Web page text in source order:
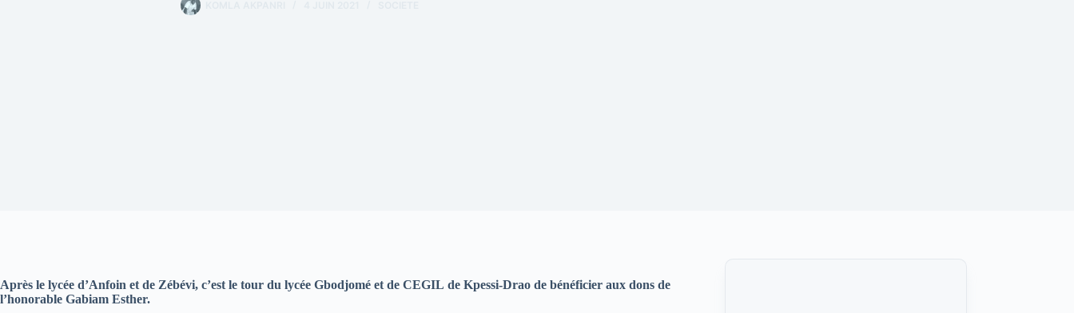
Après le lycée d’Anfoin et de Zébévi, c’est le tour du lycée Gbodjomé et de CEGIL de Kpessi-Drao de bénéficier aux dons de
l’honorable Gabiam Esther.